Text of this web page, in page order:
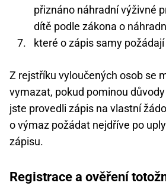
přiznáno náhradní výživné
dítě podle zákona o
které o zápis samy požádají
Z rejstříku vyloučených osob se
vymazat, pokud pominou
jste provedli zápis na vlastní
o výmaz požádat nejdříve po
zápisu.
Registrace a ověření